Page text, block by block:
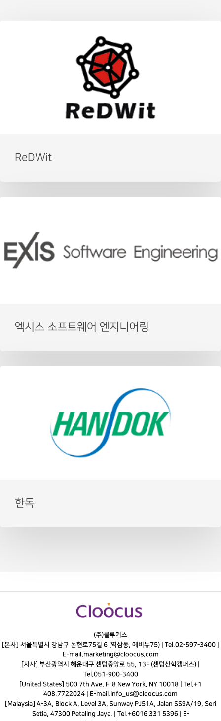
ReDWit
엑시스 소프트웨어 엔지니어링
한독
(주)클루커스
[본사] 서울특별시 강남구 논현로75길 6 (역삼동, 에비뉴75) | Tel.02-597-3400
E-mail. marketing@cloocus.com
[지사] 부산광역시 해운대구 센텀중앙로 55, 13F (센텀산학캠퍼스) |
Tel. 051-900-3400
[United States] 500 7th Ave. Fl 8 New York, NY 10018 | Tel.+1
408.7722024 | E-mail. info_us@cloocus.com
[Malaysia] A-3A, Block A, Level 3A, Sunway PJ51A, Jalan SS9A/19, Seri
Setia, 47300 Petaling Jaya. | Tel.+6016 331 5396 | E-